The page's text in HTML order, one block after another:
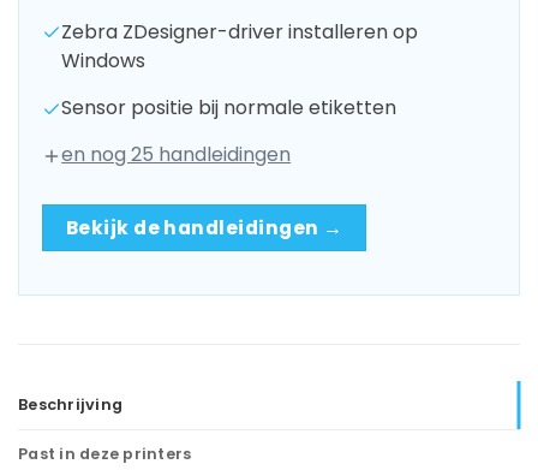
Zebra ZDesigner-driver installeren op
Windows
Sensor positie bij normale etiketten
en nog 25 handleidingen
Bekijk de handleidingen →
Beschrijving
Past in deze printers